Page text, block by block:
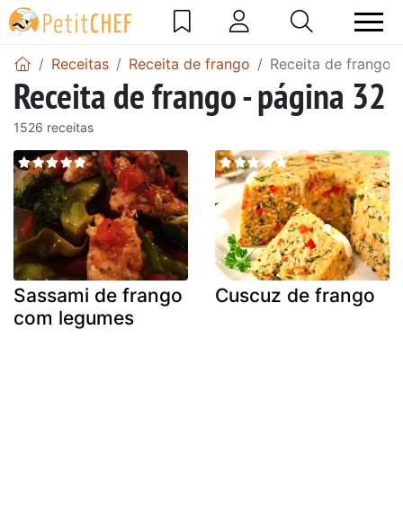
Receitas Receita de frango Receita de frango
Receita de frango - página 32
1526 receitas
Sassami de frango
com legumes
Cuscuz de frango